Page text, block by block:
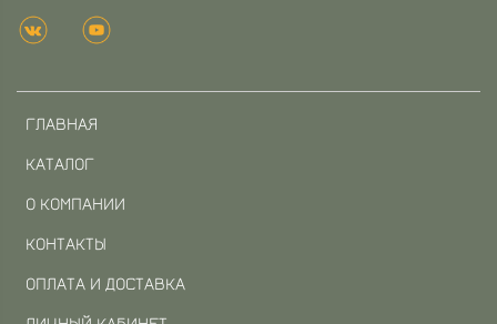
ГЛАВНАЯ
КАТАЛОГ
О КОМПАНИИ
КОНТАКТЫ
ОПЛАТА И ДОСТАВКА